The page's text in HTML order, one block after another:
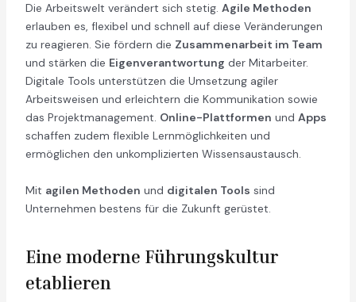
Die Arbeitswelt verändert sich stetig. Agile Methoden
erlauben es, flexibel und schnell auf diese Veränderungen
zu reagieren. Sie fördern die Zusammenarbeit im Team
und stärken die Eigenverantwortung der Mitarbeiter.
Digitale Tools unterstützen die Umsetzung agiler
Arbeitsweisen und erleichtern die Kommunikation sowie
das Projektmanagement. Online-Plattformen und Apps
schaffen zudem flexible Lernmöglichkeiten und
ermöglichen den unkomplizierten Wissensaustausch.
Mit agilen Methoden und digitalen Tools sind
Unternehmen bestens für die Zukunft gerüstet.
Eine moderne Führungskultur
etablieren